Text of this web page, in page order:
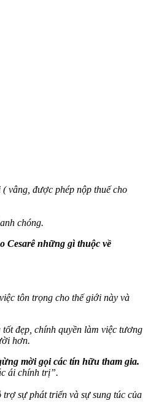
vâng, được phép nộp thuế cho
chóng.
Cesarê những gì thuộc về
tôn trọng cho thế giới này và
đẹp, chính quyền làm việc tương
hơn.
mời gọi các tín hữu tham gia.
ái chính trị”.
sự phát triển và sự sung túc của